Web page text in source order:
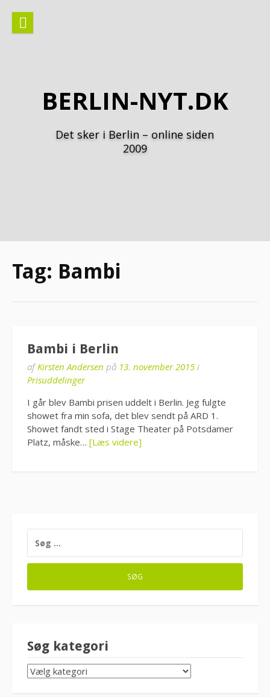
indhold
BERLIN-NYT.DK
Det sker i Berlin – online siden
2009
Tag: Bambi
Bambi i Berlin
afKirsten Andersen på 13. november 2015 i
Prisuddelinger
I går blev Bambi prisen uddelt i Berlin. Jeg fulgte
showet fra min sofa, det blev sendt på ARD 1.
Showet fandt sted i Stage Theater på Potsdamer
Platz, måske… [Læs videre]
EFTER:
Søg kategori
SØG
KATEGORI